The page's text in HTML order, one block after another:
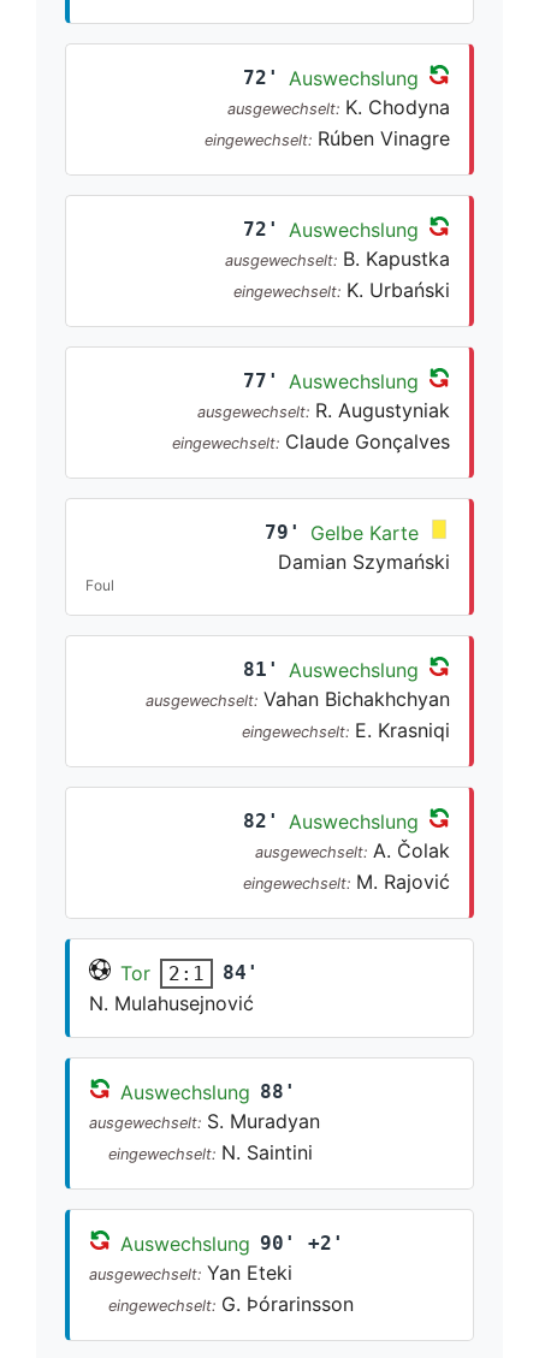
72' Auswechslung
ausgewechselt: K. Chodyna
eingewechselt: Rúben Vinagre
72' Auswechslung
ausgewechselt: B. Kapustka
eingewechselt: K. Urbański
77' Auswechslung
ausgewechselt: R. Augustyniak
eingewechselt: Claude Gonçalves
79'
Gelbe Karte
Damian Szymański
Foul
81' Auswechslung
ausgewechselt: Vahan Bichakhchyan
eingewechselt: E. Krasniqi
82' Auswechslung
ausgewechselt: A. Čolak
eingewechselt: M. Rajović
Tor 2:1 84'
N. Mulahusejnović
Auswechslung 88'
ausgewechselt: S. Muradyan
eingewechselt: N. Saintini
Auswechslung 90' +2'
ausgewechselt: Yan Eteki
eingewechselt: G. Þórarinsson